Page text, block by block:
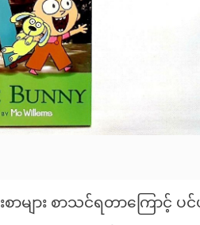
များ စာသင်ရတာကြောင့်